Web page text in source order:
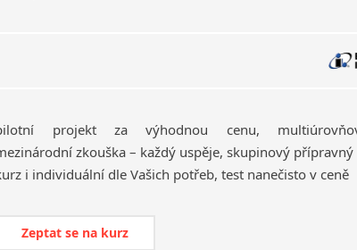
projekt za výhodnou cenu,
zkouška – každý uspěje, skupinový přípravný
i individuální dle Vašich potřeb, test nanečisto v ceně
Zeptat se na kurz